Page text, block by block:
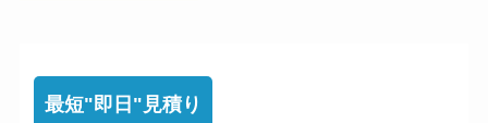
最短"即日"見積り